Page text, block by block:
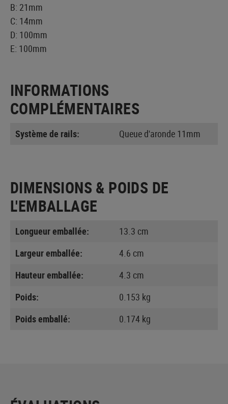
B: 21mm
C: 14mm
D: 100mm
E: 100mm
INFORMATIONS
COMPLÉMENTAIRES
Système de rails: Queue d'aronde 11mm
DIMENSIONS & POIDS DE
L'EMBALLAGE
Longueur emballée:
13.3 cm
Largeur emballée:
4.6 cm
Hauteur emballée:
4.3 cm
Poids:
0.153 kg
Poids emballé:
0.174 kg